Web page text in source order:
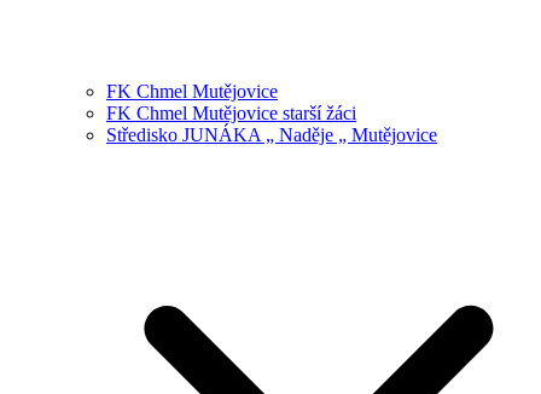
FK Chmel Mutějovice
FK Chmel Mutějovice starší žáci
Středisko JUNÁKA „ Naděje „ Mutějovice